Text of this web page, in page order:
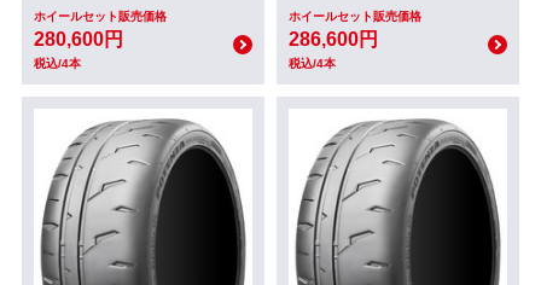
ホイールセット販売価格
280,600円
税込/4本
ホイールセット販売価格
286,600円
税込/4本